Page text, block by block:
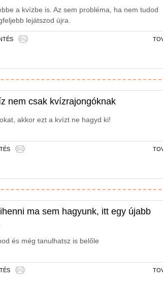
a kvízbe is. Az sem probléma, ha nem tudod
lejátszod újra.
nem csak kvízrajongóknak
akkor ezt a kvízt ne hagyd ki!
ma sem hagyunk, itt egy újabb
és még tanulhatsz is belőle